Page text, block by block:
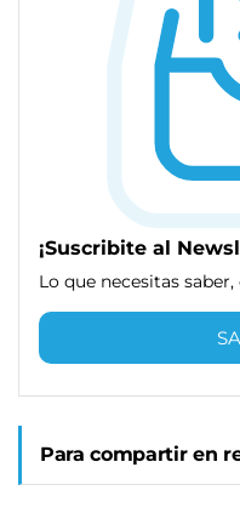
¡Suscribite al
Lo que necesitas
Para compartir en